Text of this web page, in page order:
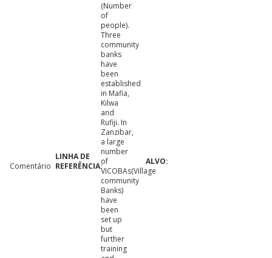
Comentário
(Number
of
people).
Three
community
banks
have
been
established
in Mafia,
Kilwa
and
Rufiji. In
Zanzibar,
a large
number
of
VICOBAs(Village
community
Banks)
have
been
set up
but
further
training